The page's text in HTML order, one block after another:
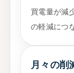
買電量が減
の軽減につ
月々の削